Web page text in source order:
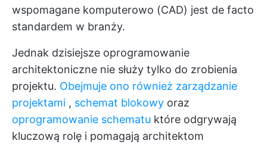
wspomagane komputerowo (CAD) jest de facto
standardem w branży.
Jednak dzisiejsze oprogramowanie
architektoniczne nie służy tylko do zrobienia
projektu. Obejmuje ono również zarządzanie
projektami , schemat blokowy oraz
oprogramowanie schematu które odgrywają
kluczową rolę i pomagają architektom